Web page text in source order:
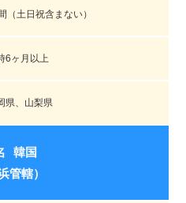
（土日祝含まない）
6ヶ月以上
県、山梨県
韓国
管轄）